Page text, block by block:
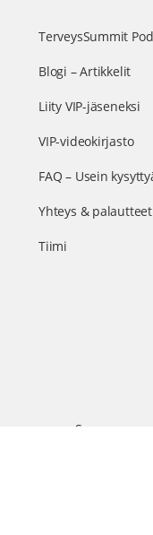
TerveysSummit
Blogi – Artikkelit
Liity VIP-jäseneksi
VIP-videokirjasto
FAQ – Usein
Yhteys & palautteet
Tiimi
Suomen